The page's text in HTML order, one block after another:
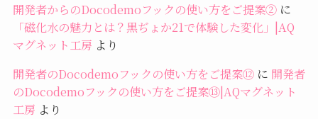
開発者からのDocodemoフックの使い方をご提案②に
「磁化水の魅力とは？黒ぢょか21で体験した変化」|AQ
マグネット工房 より
開発者のDocodemoフックの使い方をご提案⑫に 開発者
のDocodemoフックの使い方をご提案⑬|AQマグネット
工房 より